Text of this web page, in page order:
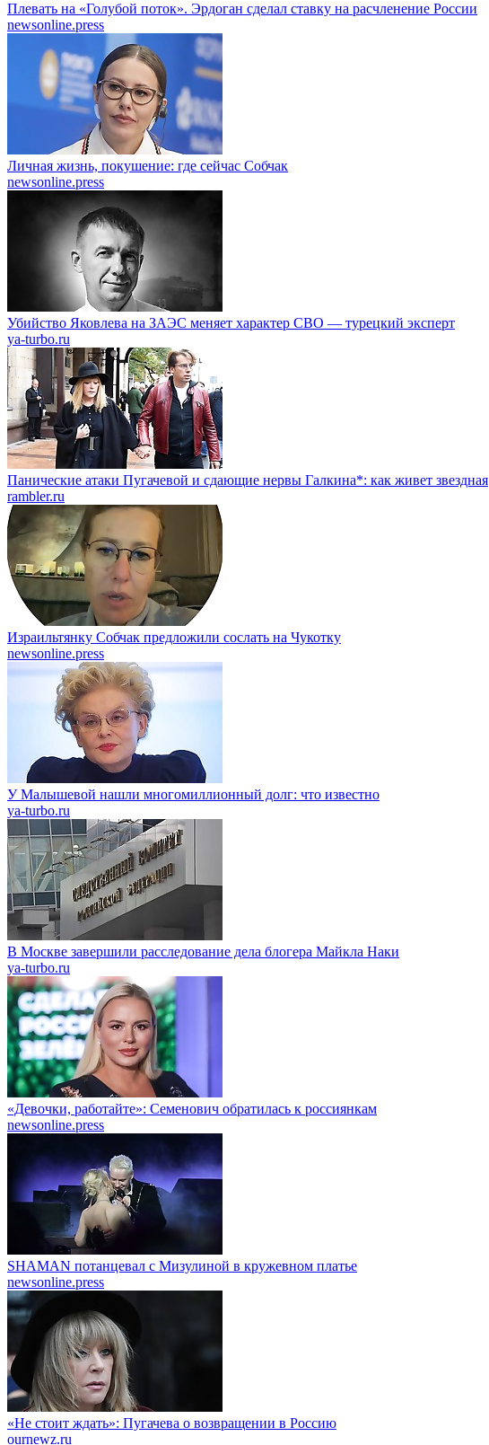
Плевать на «Голубой поток». Эрдоган сделал ставку на расчленение России
newsonline.press
Личная жизнь, покушение: где сейчас Собчак
newsonline.press
Убийство Яковлева на ЗАЭС меняет характер СВО — турецкий эксперт
ya-turbo.ru
Панические атаки Пугачевой и сдающие нервы Галкина*: как живет звездная
rambler.ru
Израильтянку Собчак предложили сослать на Чукотку
newsonline.press
У Малышевой нашли многомиллионный долг: что известно
ya-turbo.ru
В Москве завершили расследование дела блогера Майкла Наки
ya-turbo.ru
«Девочки, работайте»: Семенович обратилась к россиянкам
newsonline.press
SHAMAN потанцевал с Мизулиной в кружевном платье
newsonline.press
«Не стоит ждать»: Пугачева о возвращении в Россию
ournewz.ru